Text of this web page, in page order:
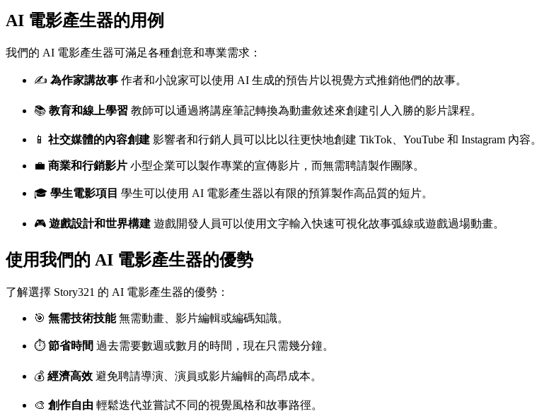
AI 電影產生器的用例
我們的 AI 電影產生器可滿足各種創意和專業需求：
✍️ 為作家講故事 作者和小說家可以使用 AI 生成的預告片以視覺方式推銷他們的故事。
📚 教育和線上學習 教師可以通過將講座筆記轉換為動畫敘述來創建引人入勝的影片課程。
📱 社交媒體的內容創建 影響者和行銷人員可以比以往更快地創建 TikTok、YouTube 和 Instagram 內容。
💼 商業和行銷影片 小型企業可以製作專業的宣傳影片，而無需聘請製作團隊。
🎓 學生電影項目 學生可以使用 AI 電影產生器以有限的預算製作高品質的短片。
🎮 遊戲設計和世界構建 遊戲開發人員可以使用文字輸入快速可視化故事弧線或遊戲過場動畫。
使用我們的 AI 電影產生器的優勢
了解選擇 Story321 的 AI 電影產生器的優勢：
🎯 無需技術技能無需動畫、影片編輯或編碼知識。
⏱️ 節省時間 過去需要數週或數月的時間，現在只需幾分鐘。
💰 經濟高效 避免聘請導演、演員或影片編輯的高昂成本。
🎨 創作自由 輕鬆迭代並嘗試不同的視覺風格和故事路徑。